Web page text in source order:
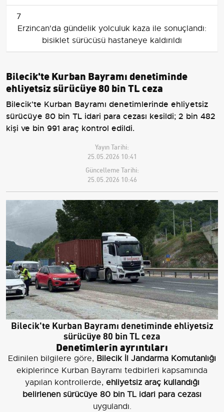
7
Erzincan'da gündelik yolculuk kaza ile sonuçlandı:
bisiklet sürücüsü hastaneye kaldırıldı
Bilecik'te Kurban Bayramı denetiminde
ehliyetsiz sürücüye 80 bin TL ceza
Bilecik'te Kurban Bayramı denetimlerinde ehliyetsiz
sürücüye 80 bin TL idari para cezası kesildi; 2 bin 482
kişi ve bin 991 araç kontrol edildi.
Yayın Tarihi:
25.05.2026 10:41
Güncelleme Tarihi:
25.05.2026 10:46
Bilecik'te Kurban Bayramı denetiminde ehliyetsiz
sürücüye 80 bin TL ceza
Denetimlerin ayrıntıları
Edinilen bilgilere göre, Bilecik İl Jandarma Komutanlığı
ekiplerince Kurban Bayramı tedbirleri kapsamında
yapılan kontrollerde, ehliyetsiz araç kullandığı
belirlenen sürücüye 80 bin TL idari para cezası
uygulandı.